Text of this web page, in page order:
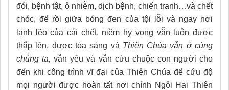
đói, bệnh tật, ô nhiễm, dịch bệnh, chiến tranh…và chết
chóc, để rồi giữa bóng đen của tội lỗi và ngay nơi
lạnh lẽo của cái chết, niềm hy vọng vẫn luôn được
thắp lên, được tỏa sáng và Thiên Chúa vẫn ở cùng
chúng ta, vẫn yêu và vẫn cứu chuộc con người cho
đến khi công trình vĩ đại của Thiên Chúa để cứu độ
mọi người được hoàn tất nơi chính Ngôi Hai Thiên